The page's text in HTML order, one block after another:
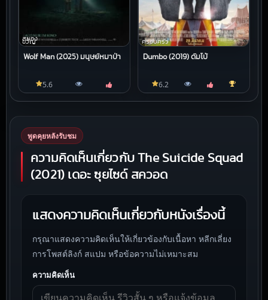
สยอง
ขวัญ
Wolf Man (2025) มนุษย์หมาป่า
5.6
ครอบครัว
Dumbo (2019) ดัมโบ้
6.2
พูดคุยหลังรับชม
ความคิดเห็นเกี่ยวกับ The Suicide Squad
(2021) เดอะ ซุยไซด์ สควอด
แสดงความคิดเห็นเกี่ยวกับหนังเรื่องนี้
กรุณาแสดงความคิดเห็นให้เกี่ยวข้องกับเนื้อหา หลีกเลี่ยง
การโพสต์ลิงก์ สแปม หรือข้อความไม่เหมาะสม
ความคิดเห็น